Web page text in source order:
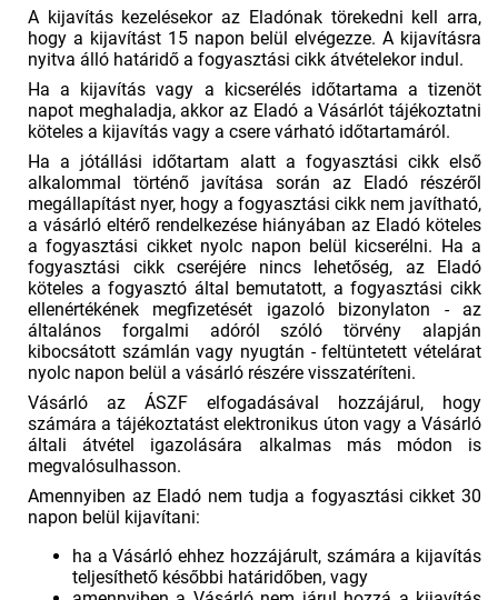
A kijavítás kezelésekor az Eladónak törekedni kell arra,
hogy a kijavítást 15 napon belül elvégezze. A kijavításra
nyitva álló határidő a fogyasztási cikk átvételekor indul.
Ha a kijavítás vagy a kicserélés időtartama a tizenöt
napot meghaladja, akkor az Eladó a Vásárlót tájékoztatni
köteles a kijavítás vagy a csere várható időtartamáról.
Ha a jótállási időtartam alatt a fogyasztási cikk első
alkalommal történő javítása során az Eladó részéről
megállapítást nyer, hogy a fogyasztási cikk nem javítható,
a vásárló eltérő rendelkezése hiányában az Eladó köteles
a fogyasztási cikket nyolc napon belül kicserélni. Ha a
fogyasztási cikk cseréjére nincs lehetőség, az Eladó
köteles a fogyasztó által bemutatott, a fogyasztási cikk
ellenértékének megfizetését igazoló bizonylaton - az
általános forgalmi adóról szóló törvény alapján
kibocsátott számlán vagy nyugtán - feltüntetett vételárat
nyolc napon belül a vásárló részére visszatéríteni.
Vásárló az ÁSZF elfogadásával hozzájárul, hogy
számára a tájékoztatást elektronikus úton vagy a Vásárló
általi átvétel igazolására alkalmas más módon is
megvalósulhasson.
Amennyiben az Eladó nem tudja a fogyasztási cikket 30
napon belül kijavítani:
ha a Vásárló ehhez hozzájárult, számára a kijavítás
teljesíthető későbbi határidőben, vagy